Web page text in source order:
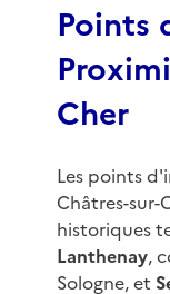
Points
Cher
Les points
Châtres-sur-
historiques
Lanthenay,
Sologne, et